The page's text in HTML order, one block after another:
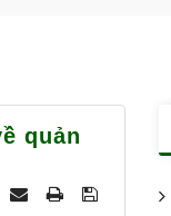
quản